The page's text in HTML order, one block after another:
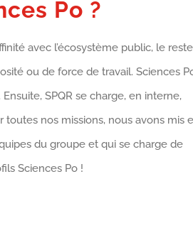
Po ?
avec l’écosystème public, le reste
ou de force de travail. Sciences
SPQR se charge, en interne,
toutes nos missions, nous avons mis
du groupe et qui se charge de
Sciences Po !